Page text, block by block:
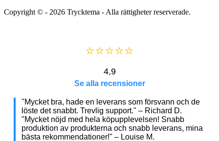
Copyright © - 2026 Trycktema - Alla rättigheter reserverade.
⭐⭐⭐⭐⭐
4,9
Se alla recensioner
"Mycket bra, hade en leverans som försvann och de
löste det snabbt. Trevlig support." – Richard D.
"Mycket nöjd med hela köpupplevelsen! Snabb
produktion av produkterna och snabb leverans, mina
bästa rekommendationer!" – Louise M.